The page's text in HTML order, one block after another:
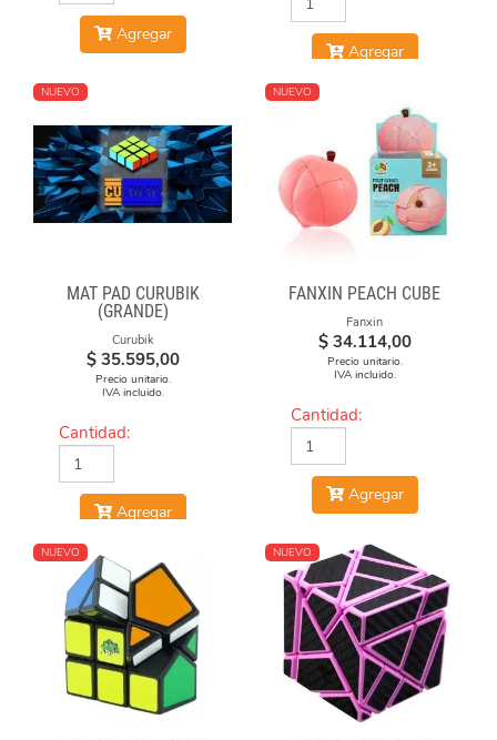
Agregar
Agregar
NUEVO
MAT PAD CURUBIK
(GRANDE)
Curubik
$ 35.595,00
Precio unitario.
IVA incluido.
Cantidad:
Agregar
NUEVO
FANXIN PEACH CUBE
Fanxin
$ 34.114,00
Precio unitario.
IVA incluido.
Cantidad:
Agregar
NUEVO NUEVO